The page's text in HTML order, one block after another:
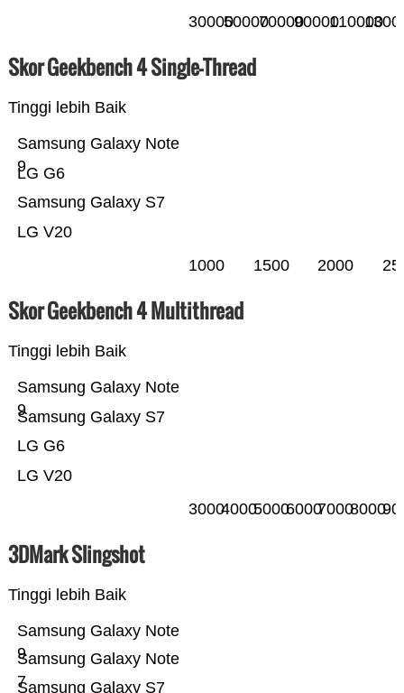
30000500007000090000110000
Skor Geekbench 4 Single-Thread
Tinggi lebih Baik
LG V20
Samsung Galaxy S7
LG G6
Samsung Galaxy Note
9
1000 1500 2000
Skor Geekbench 4 Multithread
Tinggi lebih Baik
LG V20
LG G6
Samsung Galaxy S7
Samsung Galaxy Note
9
300040005000600070008000
3DMark Slingshot
Tinggi lebih Baik
Samsung Galaxy S7
Samsung Galaxy Note
7
Samsung Galaxy Note
9